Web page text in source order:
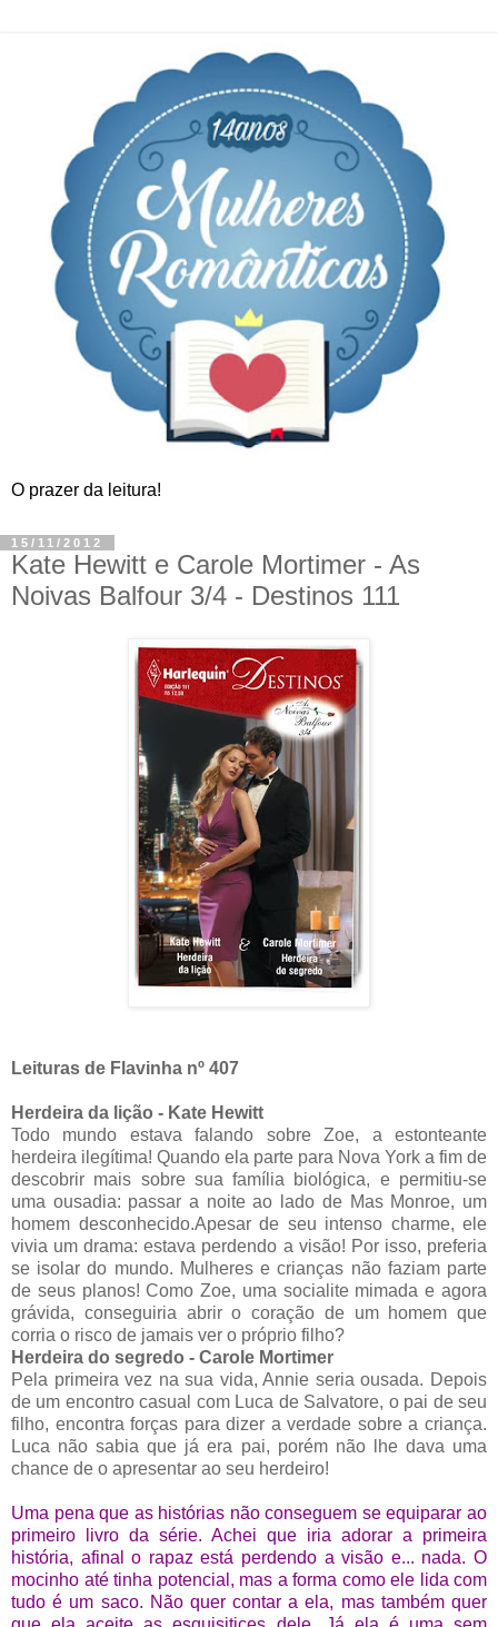
O prazer da leitura!
15/11/2012
Kate Hewitt e Carole Mortimer - As
Noivas Balfour 3/4 - Destinos 111
Leituras de Flavinha nº 407
Herdeira da lição - Kate Hewitt
Todo mundo estava falando sobre Zoe, a estonteante
herdeira ilegítima! Quando ela parte para Nova York a fim de
descobrir mais sobre sua família biológica, e permitiu-se
uma ousadia: passar a noite ao lado de Mas Monroe, um
homem desconhecido.Apesar de seu intenso charme, ele
vivia um drama: estava perdendo a visão! Por isso, preferia
se isolar do mundo. Mulheres e crianças não faziam parte
de seus planos! Como Zoe, uma socialite mimada e agora
grávida, conseguiria abrir o coração de um homem que
corria o risco de jamais ver o próprio filho?
Herdeira do segredo - Carole Mortimer
Pela primeira vez na sua vida, Annie seria ousada. Depois
de um encontro casual com Luca de Salvatore, o pai de seu
filho, encontra forças para dizer a verdade sobre a criança.
Luca não sabia que já era pai, porém não lhe dava uma
chance de o apresentar ao seu herdeiro!
Uma pena que as histórias não conseguem se equiparar ao
primeiro livro da série. Achei que iria adorar a primeira
história, afinal o rapaz está perdendo a visão e... nada. O
mocinho até tinha potencial, mas a forma como ele lida com
tudo é um saco. Não quer contar a ela, mas também quer